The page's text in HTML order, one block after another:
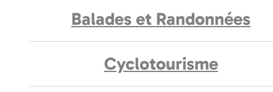
Balades et Randonnées
Cyclotourisme